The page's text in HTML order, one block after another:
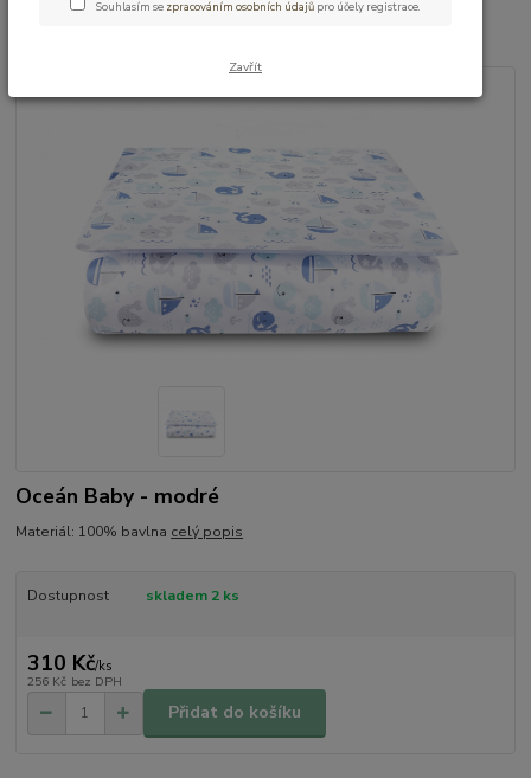
povlečení - 120x90cm/40x60cm
Oceán Baby - modré
Materiál: 100% bavlna celý popis
Dostupnost skladem 2 ks
310 Kč/ks
256 Kč bez DPH
Přidat do košíku
Souhlasím se zpracováním osobních údajů pro účely registrace.
Zavřít